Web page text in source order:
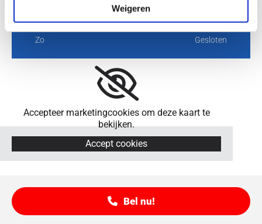
Weigeren
Zo
Gesloten
Accepteer marketingcookies om deze kaart te
bekijken.
Accept cookies
Bel nu!